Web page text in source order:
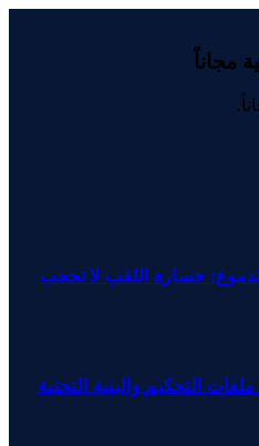
مجاناً
خسارة اللقب لا تحجب
التحكيم والبنية التحتية